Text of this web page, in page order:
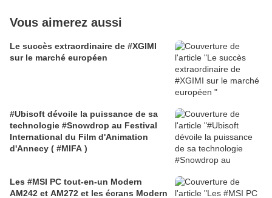
Vous aimerez aussi
Le succès extraordinaire de #XGIMI
sur le marché européen
#Ubisoft dévoile la puissance de sa
technologie #Snowdrop au Festival
International du Film d'Animation
d'Annecy ( #MIFA )
Les #MSI PC tout-en-un Modern
AM242 et AM272 et les écrans Modern